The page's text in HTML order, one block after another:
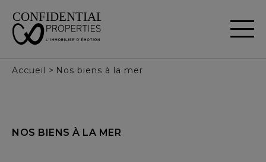
Accueil > Nos biens à la mer
NOS BIENS À LA MER